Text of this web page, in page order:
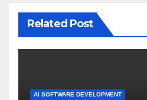
Related Post
AI SOFTWARE DEVELOPMENT